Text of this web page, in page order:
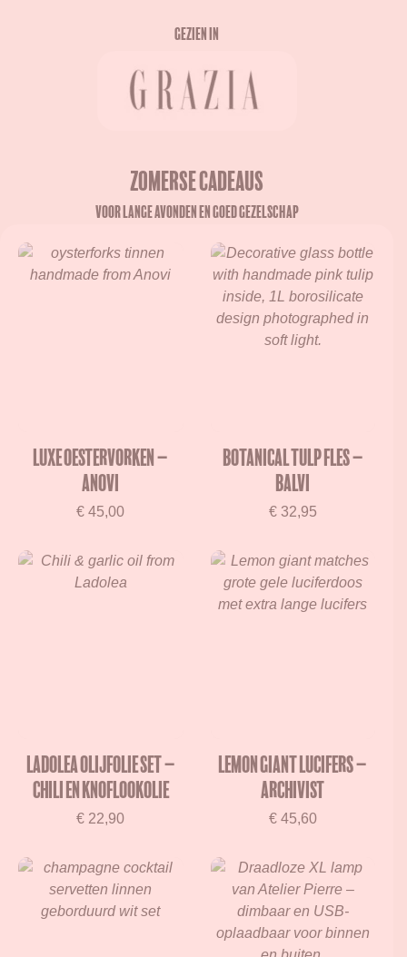
Gezien in
Zomerse Cadeaus
Voor lange avonden en goed gezelschap
Luxe Oestervorken –
Anovi
€ 45,00
Botanical Tulp Fles –
Balvi
€32,95
Ladolea olijfolie set –
Chili en Knoflookolie
€ 22,90
Lemon Giant Lucifers –
Archivist
€45,60